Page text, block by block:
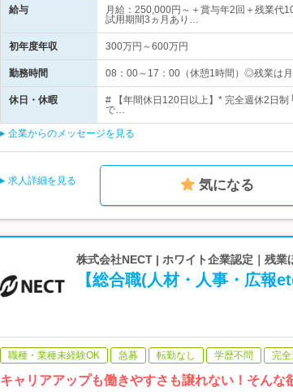
給与
月給：250,000円～＋賞与年2回＋残業
試用期間3ヵ月あり…
初年度年収 300万円～600万円
勤務時間 08：00～17：00（休憩1時間）◎残業は
休日・休暇
# 【年間休日120日以上】* 完全週休2日
で…
企業からのメッセージを見る
求人詳細を見る 気になる
株式会社NECT | ホワイト企業認定｜残
【総合職(人材・人事・広報
職種・業種未経験OK 急募 転勤なし 学歴不問 完全
キャリアアップも働きやすさも譲れない！そんな